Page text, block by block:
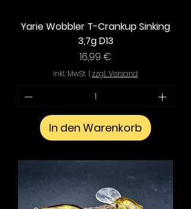
Yarie Wobbler T-Crankup Sinking
3,7g D13
Preis
16,99 €
inkl. MwSt. | zzgl. Versand
In den Warenkorb